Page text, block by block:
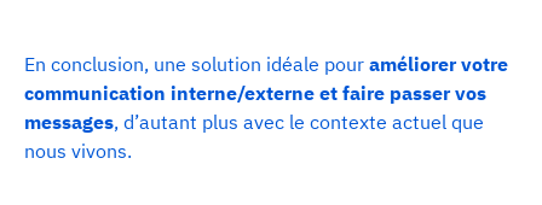
En conclusion, une solution idéale pour améliorer votre
communication interne/externe et faire passer vos
messages, d’autant plus avec le contexte actuel que
nous vivons.